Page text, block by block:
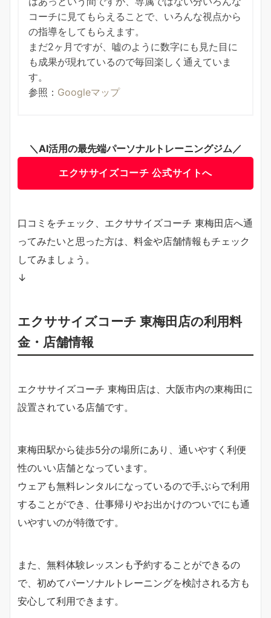
コーチに見てもらえることで、いろんな視点から
の指導をしてもらえます。
まだ2ヶ月ですが、嘘のように数字にも見た目に
も成果が現れているので毎回楽しく通えていま
す。
参照： Googleマップ
＼AI活用の最先端パーソナルトレーニングジム／
エクササイズコーチ 公式サイトへ
口コミをチェック、エクササイズコーチ 東梅田店へ通
ってみたいと思った方は、料金や店舗情報もチェック
してみましょう。
↓
エクササイズコーチ 東梅田店の利用料
金・店舗情報
エクササイズコーチ 東梅田店は、大阪市内の東梅田に
設置されている店舗です。
東梅田駅から徒歩5分の場所にあり、通いやすく利便
性のいい店舗となっています。
ウェアも無料レンタルになっているので手ぶらで利用
することができ、仕事帰りやお出かけのついでにも通
いやすいのが特徴です。
また、無料体験レッスンも予約することができるの
で、初めてパーソナルトレーニングを検討される方も
安心して利用できます。